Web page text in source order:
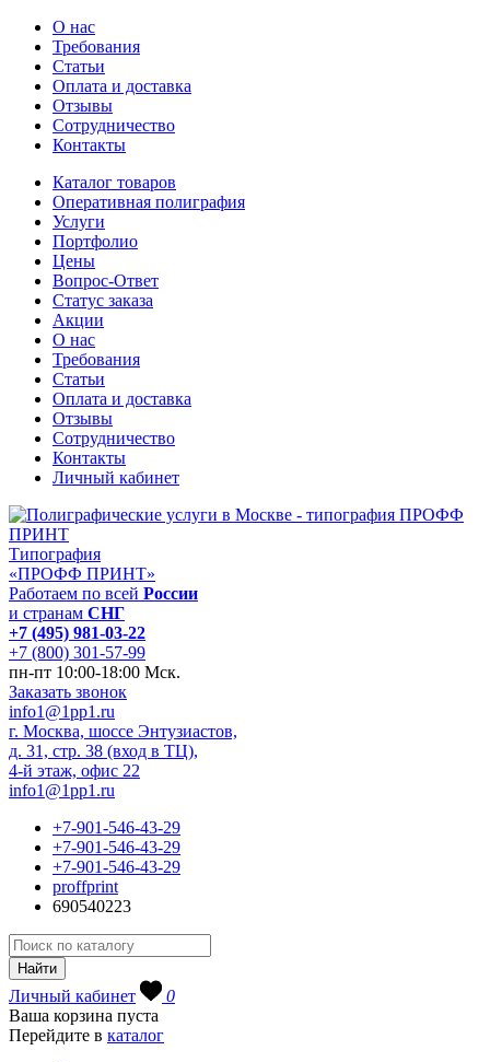
О нас
Требования
Статьи
Оплата и доставка
Отзывы
Сотрудничество
Контакты
Каталог товаров
Оперативная полиграфия
Услуги
Портфолио
Цены
Вопрос-Ответ
Статус заказа
Акции
О нас
Требования
Статьи
Оплата и доставка
Отзывы
Сотрудничество
Контакты
Личный кабинет
Типография
«ПРОФФ ПРИНТ»
Работаем по всей России
и странам СНГ
+7 (495) 981-03-22
+7 (800) 301-57-99
пн-пт 10:00-18:00 Мск.
Заказать звонок
info1@1pp1.ru
г. Москва, шоссе Энтузиастов,
д. 31, стр. 38 (вход в ТЦ),
4-й этаж, офис 22
info1@1pp1.ru
+7-901-546-43-29
+7-901-546-43-29
+7-901-546-43-29
proffprint
690540223
Личный кабинет
0
Ваша корзина пуста
Перейдите в каталог